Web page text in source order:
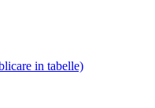
in tabelle)